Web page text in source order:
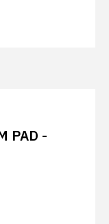
PAD -